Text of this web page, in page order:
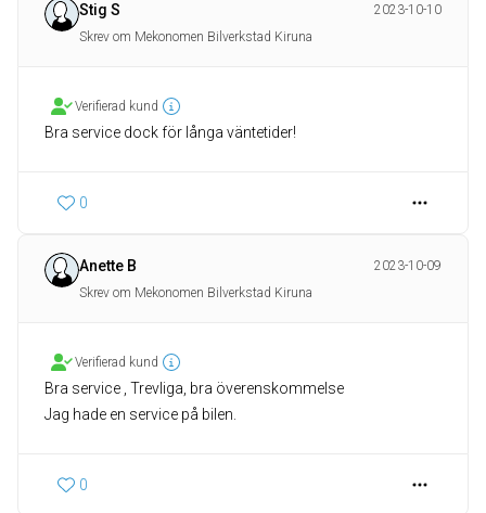
Stig S
2023-10-10
Skrev om Mekonomen Bilverkstad Kiruna
Verifierad kund
Bra service dock för långa väntetider!
0
Anette B
2023-10-09
Skrev om Mekonomen Bilverkstad Kiruna
Verifierad kund
Bra service , Trevliga, bra överenskommelse
Jag hade en service på bilen.
0